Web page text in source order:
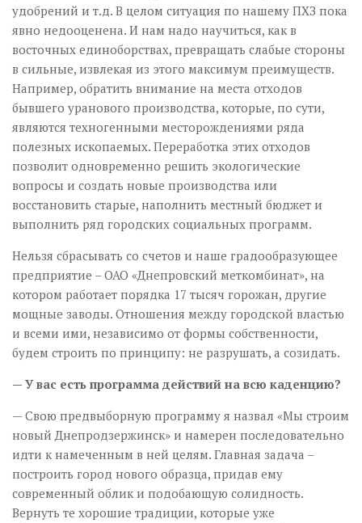
удобрений и т.д. В целом ситуация по нашему ПХЗ пока
явно недооценена. И нам надо научиться, как в
восточных единоборствах, превращать слабые стороны
в сильные, извлекая из этого максимум преимуществ.
Например, обратить внимание на места отходов
бывшего уранового производства, которые, по сути,
являются техногенными месторождениями ряда
полезных ископаемых. Переработка этих отходов
позволит одновременно решить экологические
вопросы и создать новые производства или
восстановить старые, наполнить местный бюджет и
выполнить ряд городских социальных программ.
Нельзя сбрасывать со счетов и наше градообразующее
предприятие – ОАО «Днепровский меткомбинат», на
котором работает порядка 17 тысяч горожан, другие
мощные заводы. Отношения между городской властью
и всеми ими, независимо от формы собственности,
будем строить по принципу: не разрушать, а созидать.
— У вас есть программа действий на всю каденцию?
— Свою предвыборную программу я назвал «Мы строим
новый Днепродзержинск» и намерен последовательно
идти к намеченным в ней целям. Главная задача –
построить город нового образца, придав ему
современный облик и подобающую солидность.
Вернуть те хорошие традиции, которые уже